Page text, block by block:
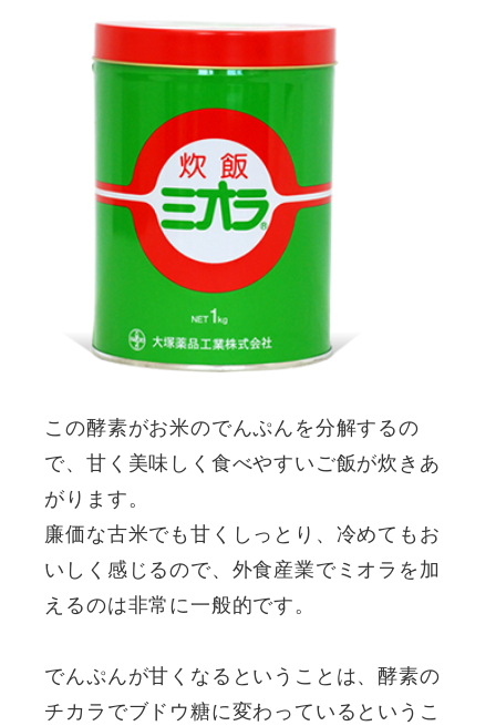
この酵素がお米のでんぷんを分解するの
で、甘く美味しく食べやすいご飯が炊きあ
がります。
廉価な古米でも甘くしっとり、冷めてもお
いしく感じるので、外食産業でミオラを加
えるのは非常に一般的です。
でんぷんが甘くなるということは、酵素の
チカラでブドウ糖に変わっているというこ